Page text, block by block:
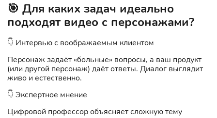
🎯 Для каких задач идеально
подходят видео с персонажами?
👇 Интервью с воображаемым клиентом
Персонаж задаёт «больные» вопросы, а ваш продукт
(или другой персонаж) даёт ответы. Диалог выглядит
живо и естественно.
👇 Экспертное мнение
Цифровой профессор объясняет сложную тему